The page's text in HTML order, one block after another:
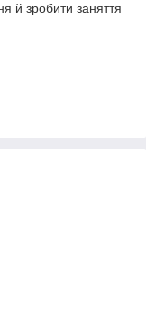
й зробити заняття